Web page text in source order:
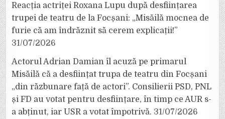
Reacția actriței Roxana Lupu după desființarea
trupei de teatru de la Focșani: „Misăilă mocnea de
furie că am îndrăznit să cerem explicații!”
31/07/2026
Actorul Adrian Damian îl acuză pe primarul
Misăilă că a desființat trupa de teatru din Focșani
„din răzbunare față de actori”. Consilierii PSD, PNL
și FD au votat pentru desființare, în timp ce AUR s-
a abținut, iar USR a votat împotrivă. 31/07/2026